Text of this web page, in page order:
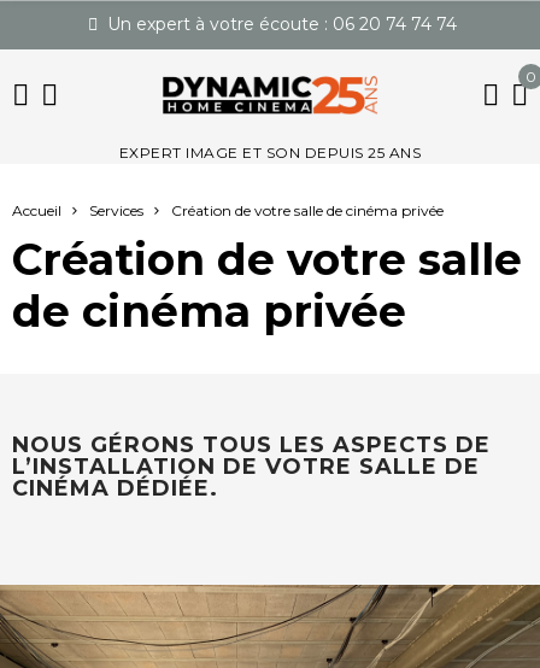
Un expert à votre écoute : 06 20 74 74 74
0
EXPERT IMAGE ET SON DEPUIS 25 ANS
Accueil Services Création de votre salle de cinéma privée
Création de votre salle
de cinéma privée
NOUS GÉRONS TOUS LES ASPECTS DE
L’INSTALLATION DE VOTRE SALLE DE
CINÉMA DÉDIÉE.